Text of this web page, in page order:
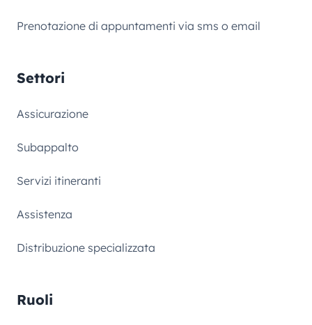
Prenotazione di appuntamenti via sms o email
Settori
Assicurazione
Subappalto
Servizi itineranti
Assistenza
Distribuzione specializzata
Ruoli